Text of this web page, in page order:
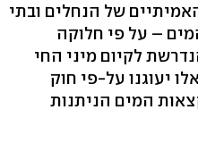
של הנחלים ובתי
– על פי חלוקה
לקיום מיני החי
יעוגנו על-פי חוק
המים הניתנות